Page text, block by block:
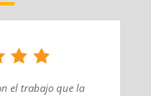
el trabajo que la